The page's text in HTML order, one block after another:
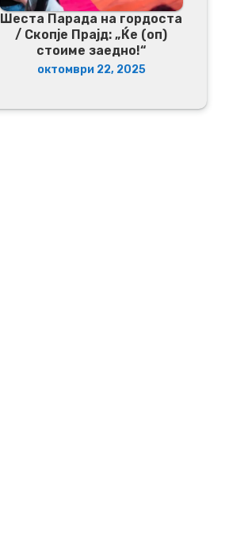
Шеста Парада на гордоста
/ Скопје Прајд: „Ќе (оп)
стоиме заедно!“
октомври 22, 2025